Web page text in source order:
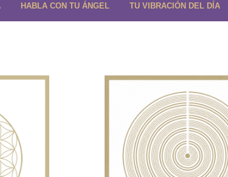
HABLA CON TU ÁNGEL TU VIBRACIÓN DEL DÍA